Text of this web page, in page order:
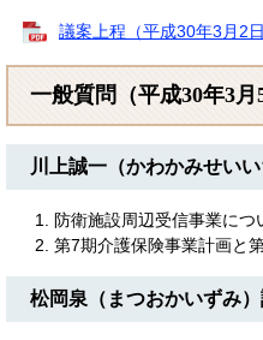
議案上程（平成30年3月2
一般質問（平成30年3月5
川上誠一（かわかみせい
防衛施設周辺受信事業につ
第7期介護保険事業計画と
松岡泉（まつおかいずみ